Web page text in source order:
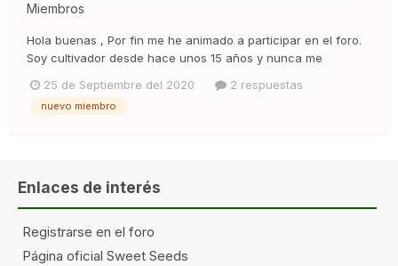
Miembros
Hola buenas , Por fin me he animado a participar en el foro.
Soy cultivador desde hace unos 15 años y nunca me
el cultivo en España.. es como decir: " hola polize, aquí estoy
venid a por mi que yo cultivo" jajajja. Los tiempos van ca...
25 de Septiembre del 2020 2 respuestas
nuevo miembro
Enlaces de interés
Registrarse en el foro
Página oficial Sweet Seeds